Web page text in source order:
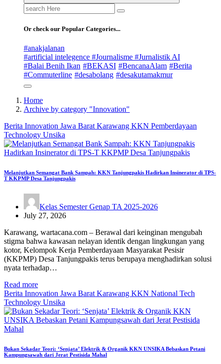
Search
for:
Or check our Popular Categories...
#anakjalanan
#artificial intelegence #Journalisme #Jurnalistik AI
#Balai Benih Ikan #BEKASI #BencanaAlam #Berita
#Commuterline #desabolang #desakutamakmur
Home
Archive by category "Innovation"
Berita Innovation Jawa Barat Karawang KKN Pemberdayaan
Technology Unsika
Melanjutkan Semangat Bank Sampah: KKN Tanjungpakis Hadirkan Insinerator di TPS-
T KKPMP Desa Tanjungpakis
Kelas Semester Genap TA 2025-2026
July 27, 2026
Karawang, wartacana.com – Berawal dari keinginan mengubah
stigma bahwa kawasan nelayan identik dengan lingkungan yang
kotor, Kelompok Kerja Pemberdayaan Masyarakat Pesisir
(KKPMP) Desa Tanjungpakis terus berupaya menghadirkan solusi
nyata terhadap…
Read more
Berita Innovation Jawa Barat Karawang KKN National Tech
Technology Unsika
Bukan Sekadar Teori: ‘Senjata’ Elektrik & Organik KKN UNSIKA Bebaskan Petani
Kampungsawah dari Jerat Pestisida Mahal